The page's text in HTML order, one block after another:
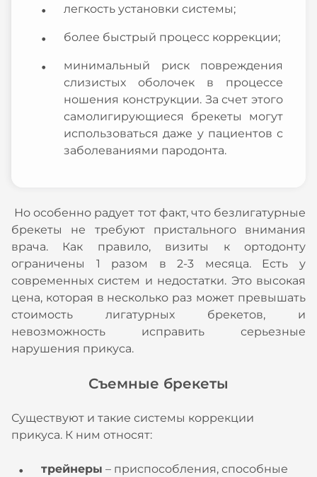
легкость установки системы;
более быстрый процесс коррекции;
минимальный риск повреждения
слизистых оболочек в процессе
ношения конструкции. За счет этого
самолигирующиеся брекеты могут
использоваться даже у пациентов с
заболеваниями пародонта.
Но особенно радует тот факт, что безлигатурные
брекеты не требуют пристального внимания
врача. Как правило, визиты к ортодонту
ограничены 1 разом в 2-3 месяца. Есть у
современных систем и недостатки. Это высокая
цена, которая в несколько раз может превышать
стоимость лигатурных брекетов, и
невозможность исправить серьезные
нарушения прикуса.
Съемные брекеты
Существуют и такие системы коррекции
прикуса. К ним относят:
трейнеры – приспособления, способные